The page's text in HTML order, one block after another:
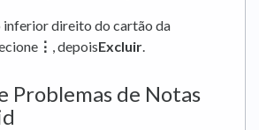
inferior direito do cartão da
⋮ , depoisExcluir.
Problemas de Notas